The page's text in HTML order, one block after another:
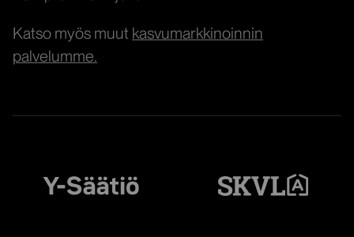
Katso myös muut kasvumarkkinoinnin
palvelumme.